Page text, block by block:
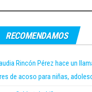
RECOMENDAMOS
Rincón Pérez hace un
de acoso para niñas,